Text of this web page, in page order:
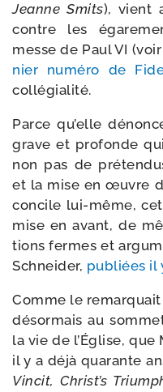
Jeanne Smits), vient
contre les
messe de Paul VI
nier numé­ro de
collégialité.
Parce qu’elle
grave et pro­fonde
non pas de
et la mise en œuvre
concile lui-​même,
mise en avant, de
tions fermes et
Schneider, publiées il
Comme le remar­quait
désor­mais au
la vie de l’Église,
il y a déjà qua­rante
Vincit, Christ’s